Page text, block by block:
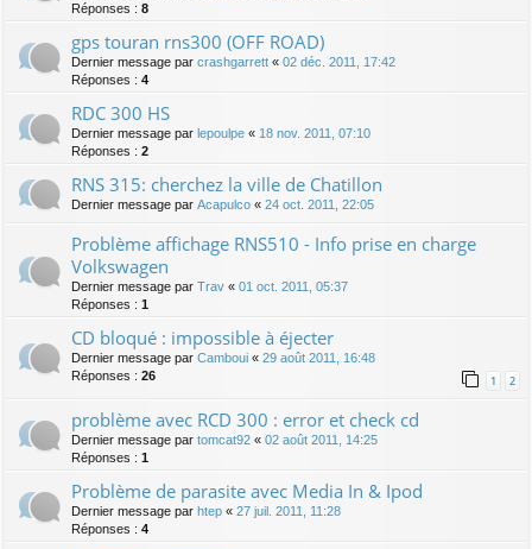
Réponses : 8
gps touran rns300 (OFF ROAD)
Dernier message par crashgarrett « 02 déc. 2011, 17:42
Réponses : 4
RDC 300 HS
Dernier message par lepoulpe « 18 nov. 2011, 07:10
Réponses : 2
RNS 315: cherchez la ville de Chatillon
Dernier message par Acapulco « 24 oct. 2011, 22:05
Problème affichage RNS510 - Info prise en charge
Volkswagen
Dernier message par Trav « 01 oct. 2011, 05:37
Réponses : 1
CD bloqué : impossible à éjecter
Dernier message par Camboui « 29 août 2011, 16:48
Réponses : 26 1 2
problème avec RCD 300 : error et check cd
Dernier message par tomcat92 « 02 août 2011, 14:25
Réponses : 1
Problème de parasite avec Media In & Ipod
Dernier message par htep « 27 juil. 2011, 11:28
Réponses : 4